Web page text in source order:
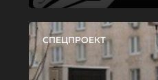
СПЕЦПРОЕКТ